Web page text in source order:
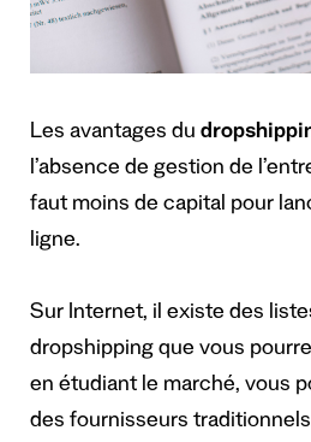
Les avantages du
l’absence de gestion de
faut moins de capital pour
ligne.
Sur Internet, il existe des
dropshipping que vous
en étudiant le marché, vous
des fournisseurs